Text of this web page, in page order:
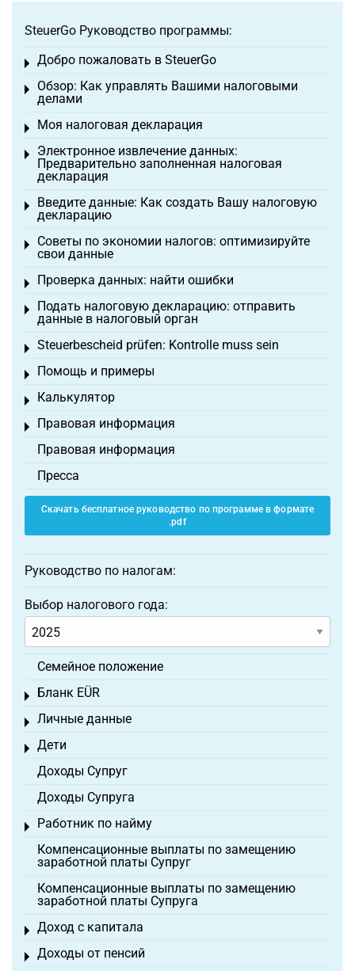
SteuerGo Руководство программы:
Добро пожаловать в SteuerGo
Toggle menu
Обзор: Как управлять Вашими налоговыми
делами
Toggle menu
Моя налоговая декларация
Toggle menu
Электронное извлечение данных:
Предварительно заполненная налоговая
декларация
Toggle menu
Введите данные: Как создать Вашу налоговую
декларацию
Toggle menu
Советы по экономии налогов: оптимизируйте
свои данные
Toggle menu
Проверка данных: найти ошибки
Toggle menu
Подать налоговую декларацию: отправить
данные в налоговый орган
Toggle menu
Steuerbescheid prüfen: Kontrolle muss sein
Toggle menu
Помощь и примеры
Toggle menu
Калькулятор
Toggle menu
Правовая информация
Toggle menu
Правовая информация
Пресса
Скачать бесплатное руководство по программе в формате
.pdf
Руководство по налогам:
Выбор налогового года:
Семейное положение
Бланк EÜR
Toggle menu
Личные данные
Toggle menu
Дети
Toggle menu
Доходы Супруг
Доходы Супруга
Работник по найму
Toggle menu
Компенсационные выплаты по замещению
заработной платы Супруг
Компенсационные выплаты по замещению
заработной платы Супруга
Доход с капитала
Toggle menu
Доходы от пенсий
Toggle menu